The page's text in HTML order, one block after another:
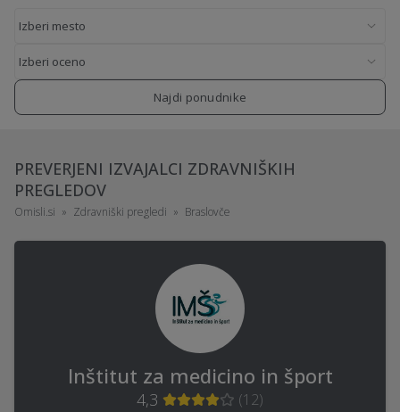
Najdi ponudnike
PREVERJENI IZVAJALCI ZDRAVNIŠKIH
PREGLEDOV
Omisli.si Zdravniški pregledi Braslovče
Inštitut za medicino in šport
4,3 (12)